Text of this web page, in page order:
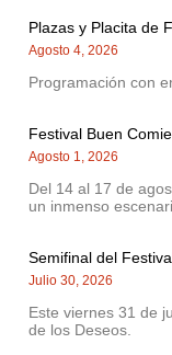
Plazas y Placita de
Agosto 4, 2026
Programación con
Festival Buen
Agosto 1, 2026
Del 14 al 17 de
un inmenso
Semifinal del
Julio 30, 2026
Este viernes 31 de
de los Deseos.